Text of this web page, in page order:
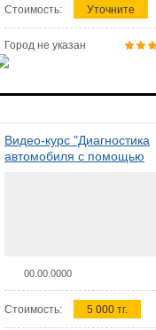
Стоимость: Уточните
Город не указан
Видео-курс "Диагностика
автомобиля с помощью
00.00.0000
Стоимость: 5 000 тг.